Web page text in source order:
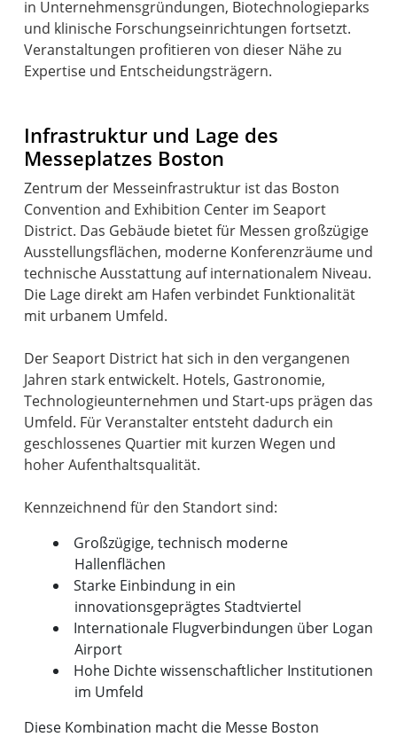
in Unternehmensgründungen, Biotechnologieparks
und klinische Forschungseinrichtungen fortsetzt.
Veranstaltungen profitieren von dieser Nähe zu
Expertise und Entscheidungsträgern.
Infrastruktur und Lage des
Messeplatzes Boston
Zentrum der Messeinfrastruktur ist das Boston
Convention and Exhibition Center im Seaport
District. Das Gebäude bietet für Messen großzügige
Ausstellungsflächen, moderne Konferenzräume und
technische Ausstattung auf internationalem Niveau.
Die Lage direkt am Hafen verbindet Funktionalität
mit urbanem Umfeld.
Der Seaport District hat sich in den vergangenen
Jahren stark entwickelt. Hotels, Gastronomie,
Technologieunternehmen und Start-ups prägen das
Umfeld. Für Veranstalter entsteht dadurch ein
geschlossenes Quartier mit kurzen Wegen und
hoher Aufenthaltsqualität.
Großzügige, technisch moderne
Hallenflächen
Starke Einbindung in ein
innovationsgeprägtes Stadtviertel
Internationale Flugverbindungen über Logan
Airport
Hohe Dichte wissenschaftlicher Institutionen
im Umfeld
Diese Kombination macht die Messe Boston